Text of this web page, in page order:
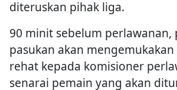
diteruskan pihak liga.
90 minit sebelum perlawanan,
pasukan akan
rehat kepada komisioner
senarai pemain yang akan